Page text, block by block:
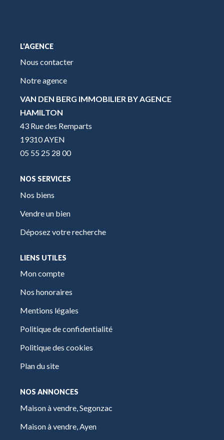
L'AGENCE
Nous contacter
Notre agence
VAN DEN BERG IMMOBILIER BY AGENCE
HAMILTON
43 Rue des Remparts
19310 AYEN
05 55 25 28 00
NOS SERVICES
Nos biens
Vendre un bien
Déposez votre recherche
LIENS UTILES
Mon compte
Nos honoraires
Mentions légales
Politique de confidentialité
Politique des cookies
Plan du site
NOS ANNONCES
Maison à vendre, Segonzac
Maison à vendre, Ayen